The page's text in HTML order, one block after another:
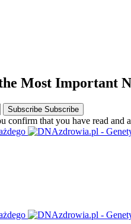
Most Important
Subscribe Subscribe
confirm that you have read and